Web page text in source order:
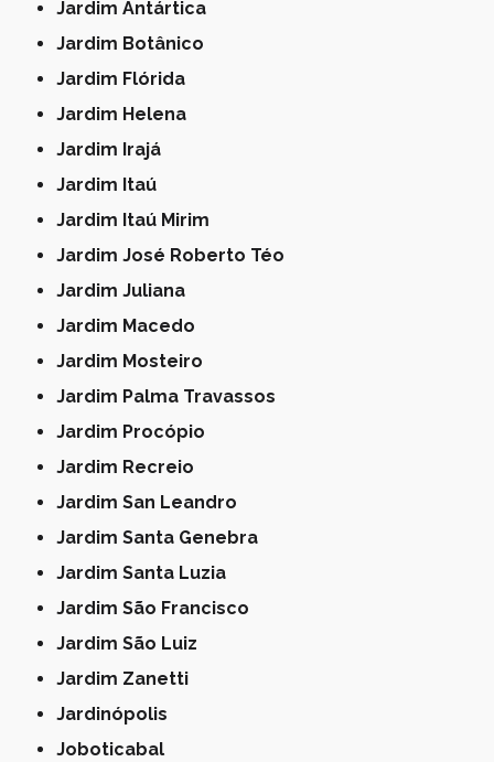
Jardim Antártica
Jardim Botânico
Jardim Flórida
Jardim Helena
Jardim Irajá
Jardim Itaú
Jardim Itaú Mirim
Jardim José Roberto Téo
Jardim Juliana
Jardim Macedo
Jardim Mosteiro
Jardim Palma Travassos
Jardim Procópio
Jardim Recreio
Jardim San Leandro
Jardim Santa Genebra
Jardim Santa Luzia
Jardim São Francisco
Jardim São Luiz
Jardim Zanetti
Jardinópolis
Joboticabal